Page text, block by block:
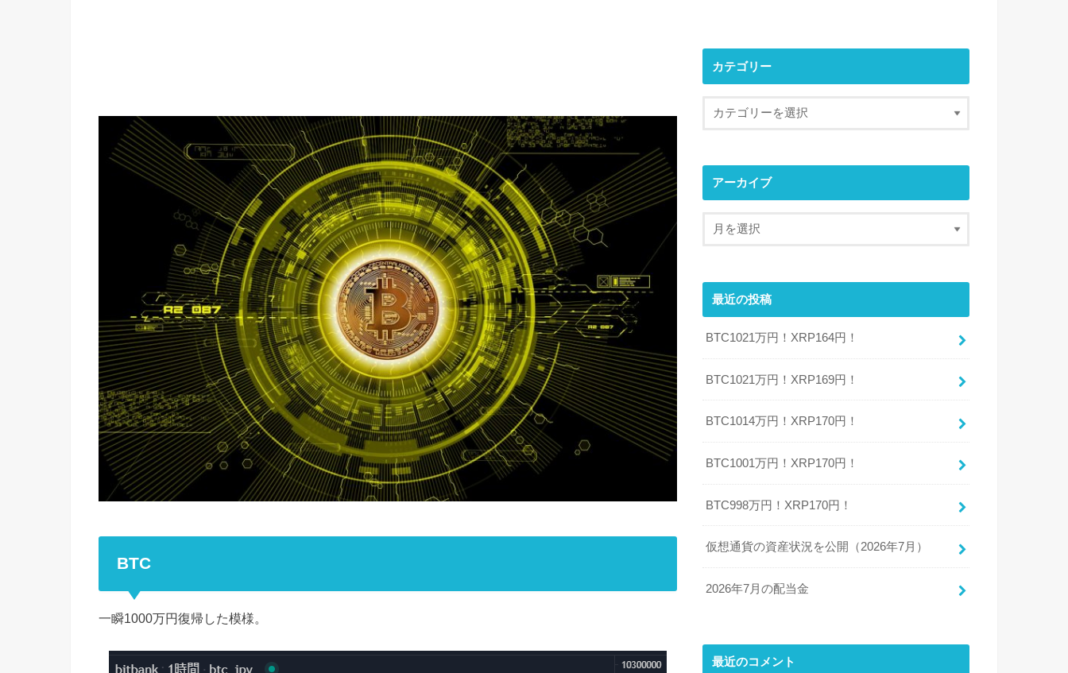
BTC
一瞬1000万円復帰した模様。
カテゴリー
アーカイブ
最近の投稿
BTC1021万円！XRP164円！
BTC1021万円！XRP169円！
BTC1014万円！XRP170円！
BTC1001万円！XRP170円！
BTC998万円！XRP170円！
仮想通貨の資産状況を公開（2026年7月）
2026年7月の配当金
最近のコメント